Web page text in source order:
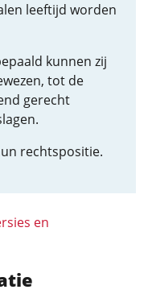
leeftijd worden
kunnen zij
tot de
gerecht
rechtspositie.
en